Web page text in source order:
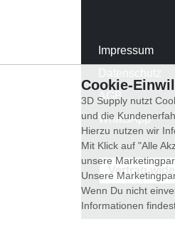
Impressum
AGB
WhatsApp
Vertrag
Cookie-
3D Supply nutzt
und die
Hierzu nutzen wir
Mit Klick auf "Alle
unsere
Unsere
Wenn Du nicht
Informationen